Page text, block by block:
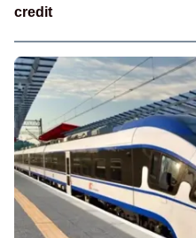
credit